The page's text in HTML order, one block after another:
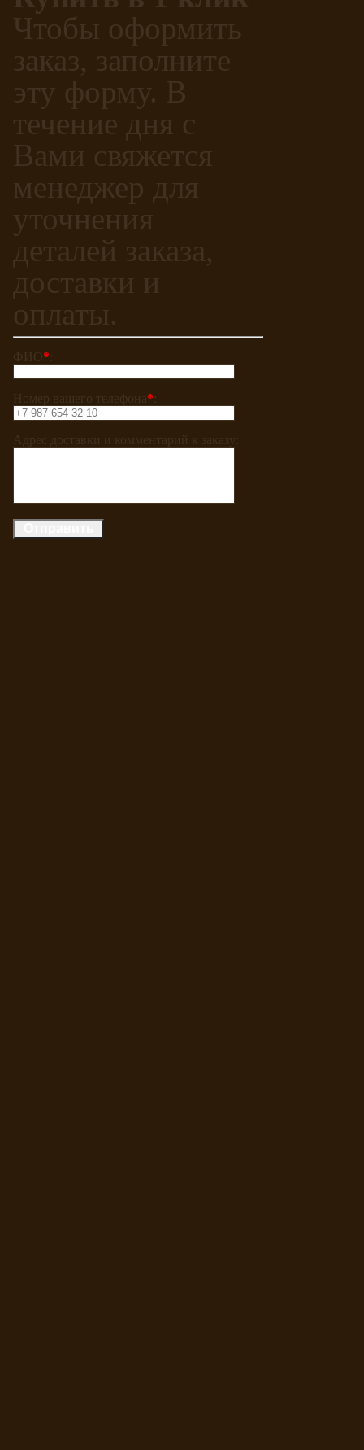
Чтобы оформить
заказ, заполните
эту форму. В
течение дня с
Вами свяжется
менеджер для
уточнения
деталей заказа,
доставки и
оплаты.
ФИО*
Номер вашего телефона*
Адрес доставки и комментарий к заказу: